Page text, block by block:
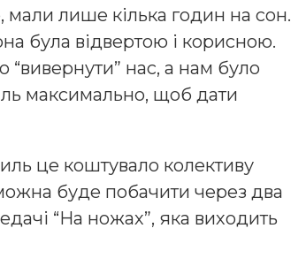
лише кілька годин на сон.
була відвертою і корисною.
“вивернути” нас, а нам було
максимально, щоб дати
це коштувало колективу
буде побачити через два
“На ножах”, яка виходить